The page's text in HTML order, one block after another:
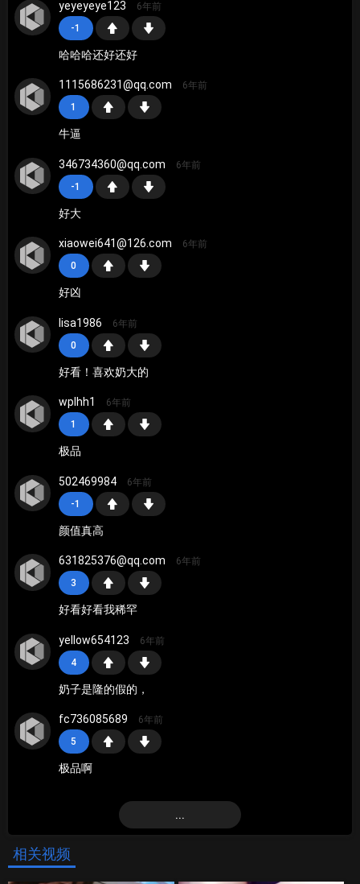
-1
yeyeyeye123 6年前
哈哈哈还好还好
1
1115686231@qq.com 6年前
牛逼
-1
346734360@qq.com 6年前
好大
0
xiaowei641@126.com 6年前
好凶
0
lisa1986 6年前
好看！喜欢奶大的
1
wplhh1 6年前
极品
-1
502469984 6年前
颜值真高
3
631825376@qq.com 6年前
好看好看我稀罕
4
yellow654123 6年前
奶子是隆的假的，
5
fc736085689 6年前
极品啊
...
相关视频